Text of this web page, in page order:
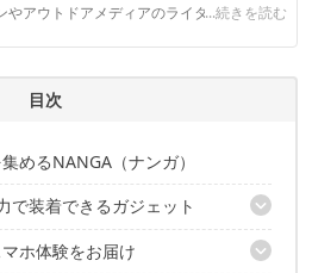
やアウトドアメディアのライターとしても
...続きを読む
ール
目次
めるNANGA（ナンガ）
で装着できるガジェット
ぶ「CARD WALLET」
ホ体験をお届け